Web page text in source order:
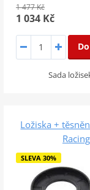
1 477 Kč
1 034 Kč
Sada
Ložiska +
SLEVA 30%